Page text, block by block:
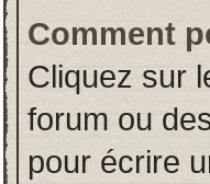
Comment
Cliquez sur
forum ou
pour écrire